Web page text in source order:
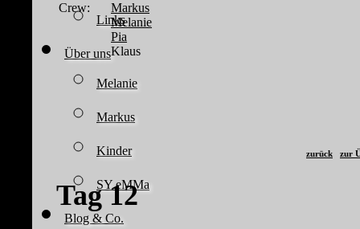
Links
Über uns
Melanie
Markus
Kinder
SY eMMa
Blog & Co.
Crew:
Markus
Melanie
Pia
Klaus
zurück zur
Tag 12